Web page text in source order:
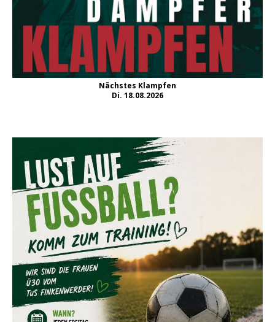
Nächstes Klampfen
Di. 18.08.2026